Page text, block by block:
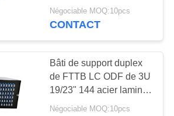
fibre optique
de l'en cuivre 10G RJ45
SFP de 100m
Négociable MOQ:10pcs
CONTACT
Bâti de support duplex
de FTTB LC ODF de 3U
19/23" 144 acier laminé
à froid par ports
Négociable MOQ:10pcs